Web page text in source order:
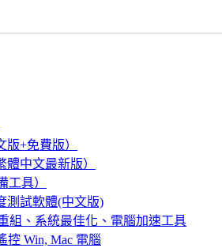
+免費版）
中文最新版）
工具）
測試軟體(中文版)
組、系統最佳化、電腦加速工具
控 Win, Mac 電腦